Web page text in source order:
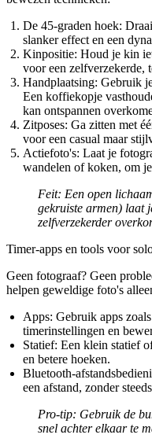
De 45-graden hoek:
slanker effect en een
Kinpositie: Houd je kin
voor een zelfverzekerde,
Handplaatsing: Gebruik
Een koffiekopje
kan ontspannen
Zitposes: Ga zitten met
voor een casual maar
Actiefoto's: Laat je
wandelen of koken, om
Feit: Een open
gekruiste armen) laat
zelfverzekerder
Timer-apps en tools voor
Geen fotograaf? Geen
helpen geweldige foto's
Apps: Gebruik apps
timerinstellingen en
Statief: Een klein statief
en betere hoeken.
Bluetooth-
een afstand, zonder
Pro-tip: Gebruik de
snel achter elkaar te